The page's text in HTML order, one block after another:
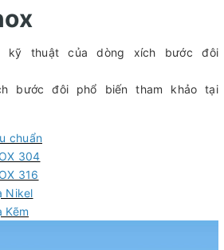
kỹ thuật của dòng xích bước đôi
bước đôi phổ biến tham khảo tại
chuẩn
304
316
Nikel
Kẽm